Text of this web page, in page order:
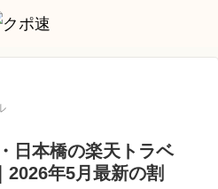
日本橋の楽天トラベ
2026年5月最新の割